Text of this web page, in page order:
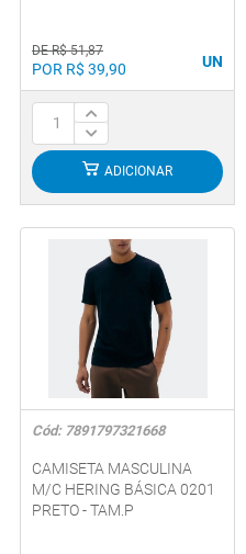
DE R$ 51,87
POR R$ 39,90 UN
ADICIONAR
Cód: 7891797321668
CAMISETA MASCULINA
M/C HERING BÁSICA 0201
PRETO - TAM.P